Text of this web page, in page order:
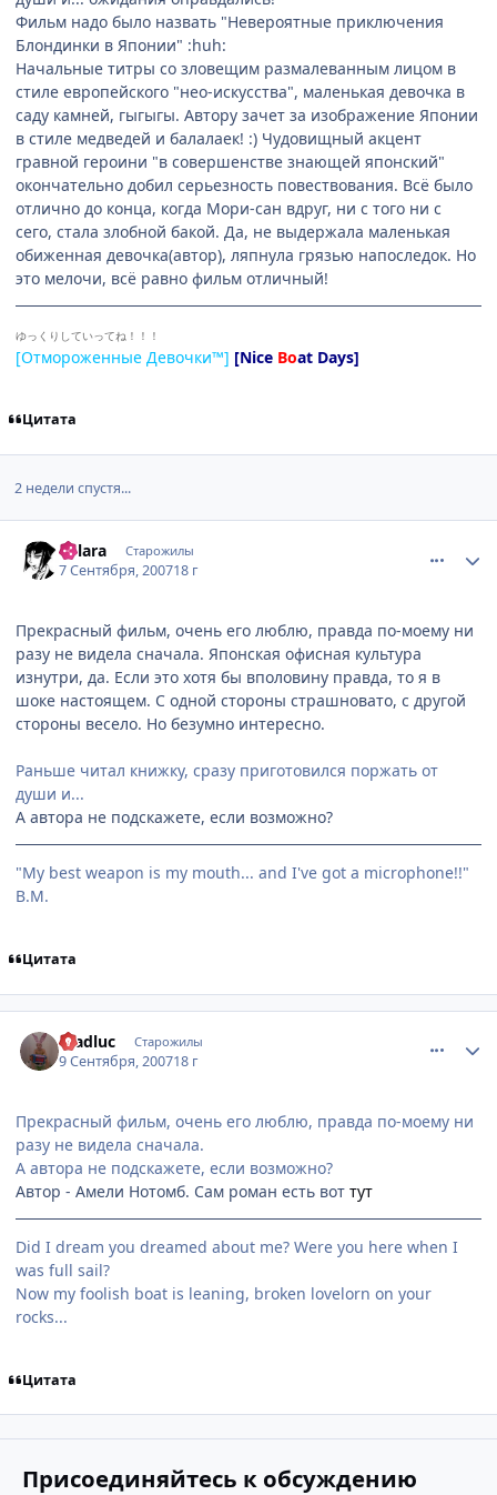
Фильм надо было назвать "Невероятные приключения
Блондинки в Японии" :huh:
Начальные титры со зловещим размалеванным лицом в
стиле европейского "нео-искусства", маленькая девочка в
саду камней, гыгыгы. Автору зачет за изображение Японии
в стиле медведей и балалаек! :) Чудовищный акцент
гравной героини "в совершенстве знающей японский"
окончательно добил серьезность повествования. Всё было
отлично до конца, когда Мори-сан вдруг, ни с того ни с
сего, стала злобной бакой. Да, не выдержала маленькая
обиженная девочка(автор), ляпнула грязью напоследок. Но
это мелочи, всё равно фильм отличный!
ゆっくりしていってね！！！
[Отмороженные Девочки™] [Nice Boat Days]
Цитата
2 недели спустя...
Lolara Старожилы
7 Сентября, 200718 г
Прекрасный фильм, очень его люблю, правда по-моему ни
разу не видела сначала. Японская офисная культура
изнутри, да. Если это хотя бы вполовину правда, то я в
шоке настоящем. С одной стороны страшновато, с другой
стороны весело. Но безумно интересно.
Раньше читал книжку, сразу приготовился поржать от
души и...
А автора не подскажете, если возможно?
"My best weapon is my mouth... and I've got a microphone!!"
B.M.
Цитата
madluc Старожилы
9 Сентября, 200718 г
Прекрасный фильм, очень его люблю, правда по-моему ни
разу не видела сначала.
А автора не подскажете, если возможно?
Автор - Амели Нотомб. Сам роман есть вот тут
Did I dream you dreamed about me? Were you here when I
was full sail?
Now my foolish boat is leaning, broken lovelorn on your
rocks...
Цитата
Присоединяйтесь к обсуждению